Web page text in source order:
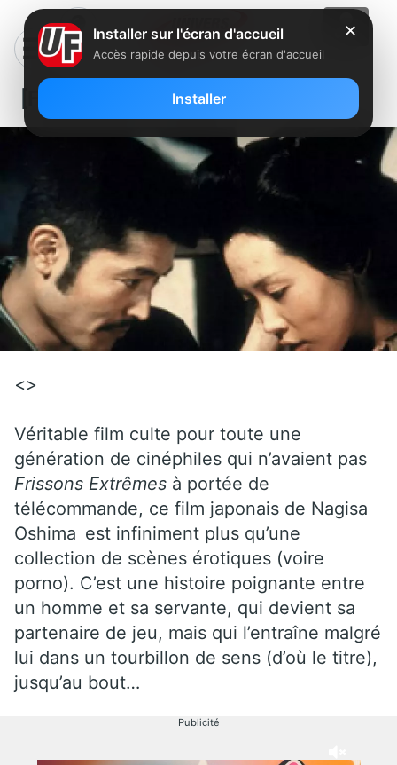
[Film] L’empire des sens
<>
Véritable film culte pour toute une
génération de cinéphiles qui n’avaient pas
Frissons Extrêmes à portée de
télécommande, ce film japonais de Nagisa
Oshima est infiniment plus qu’une
collection de scènes érotiques (voire
porno). C’est une histoire poignante entre
un homme et sa servante, qui devient sa
partenaire de jeu, mais qui l’entraîne malgré
lui dans un tourbillon de sens (d’où le titre),
jusqu’au bout…
Publicité
✕
Installer sur l'écran d'accueil
Accès rapide depuis votre écran d'accueil
Installer